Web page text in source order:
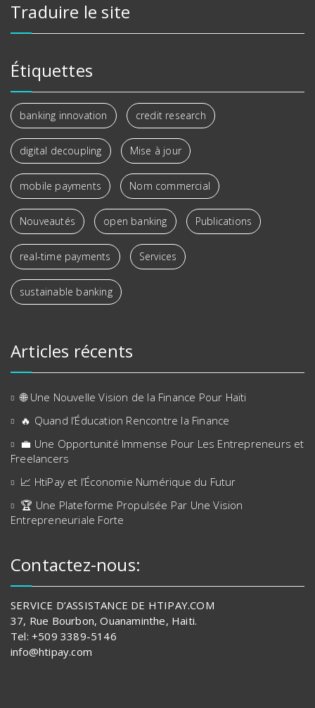
Traduire le site
Étiquettes
banking innovation credit research
digital decoupling Mise à jour
mobile payments Nom commercial
Nouveautés open banking Publications
real-time payments Services
sustainable banking
Articles récents
🌐 Une Nouvelle Vision de la Finance Pour Haïti
🔥 Quand l’Éducation Rencontre la Finance
💼 Une Opportunité Immense Pour Les Entrepreneurs et
Freelancers
📈 HtiPay et l’Économie Numérique du Futur
🏆 Une Plateforme Propulsée Par Une Vision
Entrepreneuriale Forte
Contactez-nous:
SERVICE D’ASSISTANCE DE HTIPAY.COM
37, Rue Bourbon, Ouanaminthe, Haiti.
Tel: +509 3389-5146
info@htipay.com